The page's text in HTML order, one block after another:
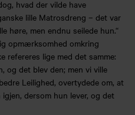
hvad der vilde have
lille Matrosdreng – det var
høre, men endnu seilede hun.“
opmærksomhed omkring
refereres lige med det samme:
og det blev den; men vi ville
Leilighed, overtydede om, at
dersom hun lever, og det